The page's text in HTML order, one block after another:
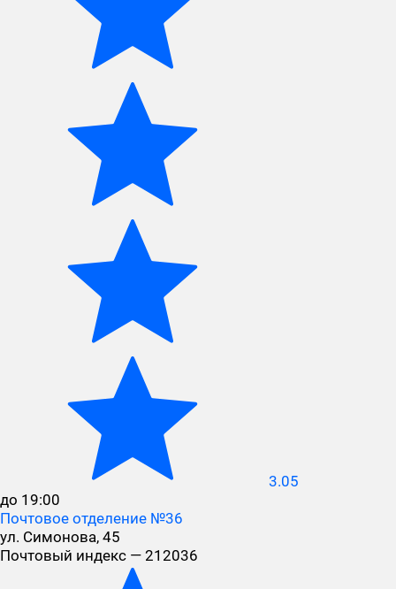
3.05
до 19:00
Почтовое отделение №36
ул. Симонова, 45
Почтовый индекс — 212036